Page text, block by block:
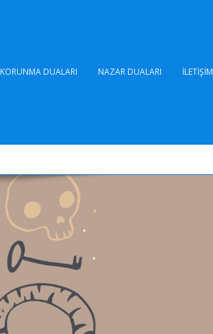
KORUNMA DUALARI NAZAR DUALARI İLETIŞIM